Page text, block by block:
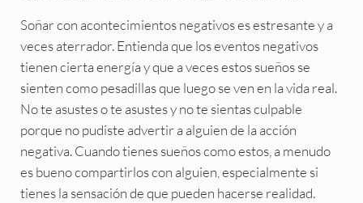
Soñar con acontecimientos negativos es estresante y a
veces aterrador. Entienda que los eventos negativos
tienen cierta energía y que a veces estos sueños se
sienten como pesadillas que luego se ven en la vida real.
No te asustes o te asustes y no te sientas culpable
porque no pudiste advertir a alguien de la acción
negativa. Cuando tienes sueños como estos, a menudo
es bueno compartirlos con alguien, especialmente si
tienes la sensación de que pueden hacerse realidad.